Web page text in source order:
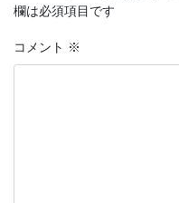
欄は必須項目です
コメント ※